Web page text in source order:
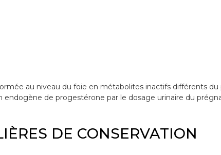
au niveau du foie en métabolites inactifs différents
de progestérone par le dosage urinaire du
DE CONSERVATION